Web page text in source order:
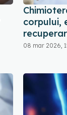
corpului,
08 mar 2026,